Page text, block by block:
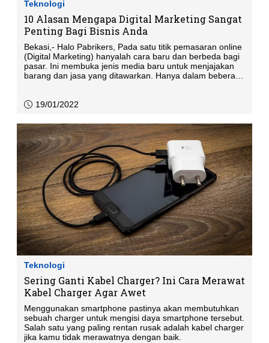
Teknologi
10 Alasan Mengapa Digital Marketing Sangat
Penting Bagi Bisnis Anda
Bekasi,- Halo Pabrikers, Pada satu titik pemasaran online
(Digital Marketing) hanyalah cara baru dan berbeda bagi
pasar. Ini membuka jenis media baru untuk menjajakan
barang dan jasa yang ditawarkan. Hanya dalam beberapa
terpisahkan antara bisnis bagi pelanggannya.
19/01/2022
Teknologi
Sering Ganti Kabel Charger? Ini Cara Merawat
Kabel Charger Agar Awet
Menggunakan smartphone pastinya akan membutuhkan
sebuah charger untuk mengisi daya smartphone tersebut.
Salah satu yang paling rentan rusak adalah kabel charger
jika kamu tidak merawatnya dengan baik.